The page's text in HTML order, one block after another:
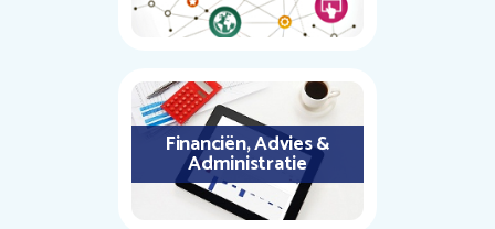
Financiën, Advies &
Administratie